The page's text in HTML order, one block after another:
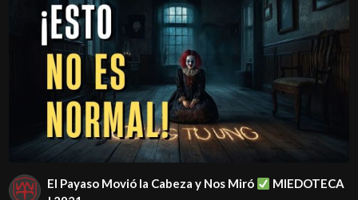
El Payaso Movió la Cabeza y Nos Miró
MIEDOTECA